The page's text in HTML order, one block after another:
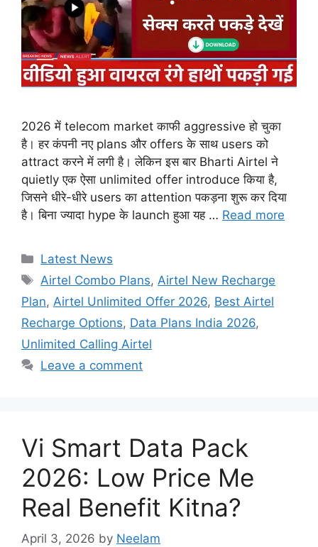
2026 में telecom market काफी aggressive हो चुका
है। हर कंपनी नए plans और offers के साथ users को
attract करने में लगी है। लेकिन इस बार Bharti Airtel ने
quietly एक ऐसा unlimited offer introduce किया है,
जिसने धीरे-धीरे users का attention पकड़ना शुरू कर दिया
है। बिना ज्यादा hype के launch हुआ यह … Read more
Categories
Latest News
Tags
Airtel Combo Plans, Airtel New Recharge
Plan, Airtel Unlimited Offer 2026, Best Airtel
Recharge Options, Data Plans India 2026,
Unlimited Calling Airtel
Leave a comment
Vi Smart Data Pack
2026: Low Price Me
Real Benefit Kitna?
April 3, 2026 by Neelam